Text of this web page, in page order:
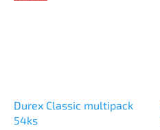
Durex Classic multipack
54ks